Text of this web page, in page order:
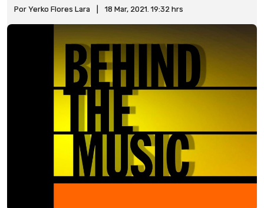
Por Yerko Flores Lara 18 Mar, 2021. 19:32 hrs